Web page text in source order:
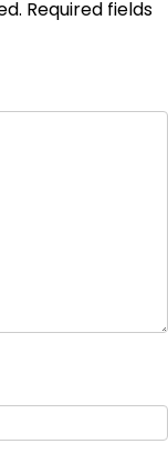
Required fields